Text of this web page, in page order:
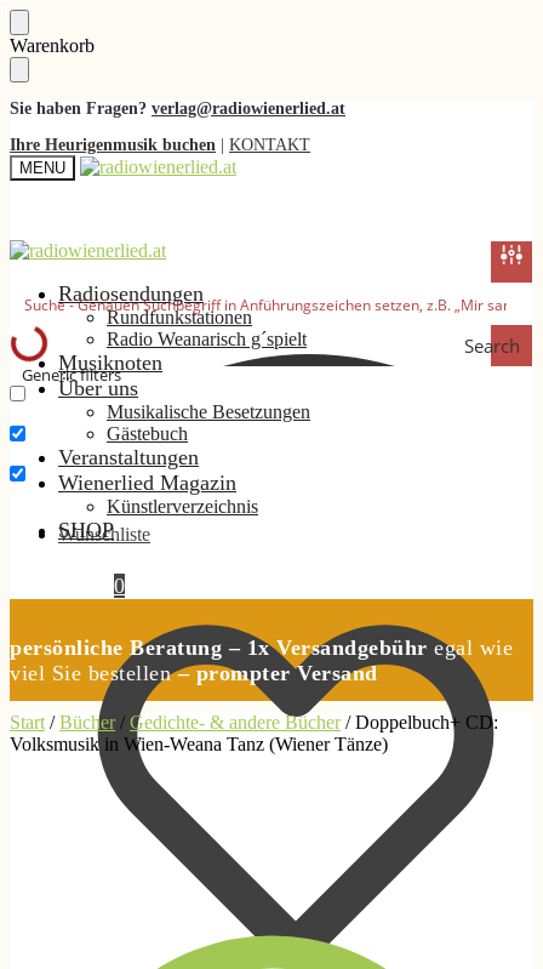
Skip
to
navigation
Skip
to
content
Warenkorb
Sie haben Fragen? verlag@radiowienerlied.at
Ihre Heurigenmusik buchen
KONTAKT
MENU
Search
Generic filters
Nur exakte Ergebnisse
Suche im Titel
Suche im Inhalt
Wunschliste
Radiosendungen
Rundfunkstationen
Radio Weanarisch g´spielt
Musiknoten
Über uns
Musikalische Besetzungen
Gästebuch
Veranstaltungen
Wienerlied Magazin
Künstlerverzeichnis
SHOP
0
persönliche Beratung – 1x Versandgebühr egal wie
viel Sie bestellen– prompter Versand
Start /Bücher/ Gedichte- & andere Bücher/Doppelbuch+ CD:
Volksmusik in Wien-Weana Tanz (Wiener Tänze)